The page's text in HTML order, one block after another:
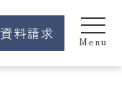
資料請求